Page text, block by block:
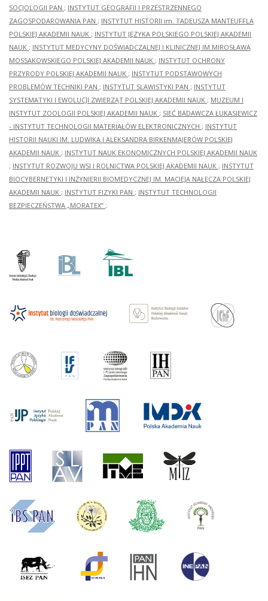
SOCJOLOGII PAN ; INSTYTUT GEOGRAFII I PRZESTRZENNEGO
ZAGOSPODAROWANIA PAN ; INSTYTUT HISTORII im. TADEUSZA MANTEUFFLA
POLSKIEJ AKADEMII NAUK ; INSTYTUT JĘZYKA POLSKIEGO POLSKIEJ AKADEMII
NAUK ; INSTYTUT MEDYCYNY DOŚWIADCZALNEJ I KLINICZNEJ IM.MIROSŁAWA
MOSSAKOWSKIEGO POLSKIEJ AKADEMII NAUK ; INSTYTUT OCHRONY
PRZYRODY POLSKIEJ AKADEMII NAUK ; INSTYTUT PODSTAWOWYCH
PROBLEMÓW TECHNIKI PAN ; INSTYTUT SLAWISTYKI PAN ; INSTYTUT
SYSTEMATYKI I EWOLUCJI ZWIERZĄT POLSKIEJ AKADEMII NAUK ; MUZEUM I
INSTYTUT ZOOLOGII POLSKIEJ AKADEMII NAUK ; SIEĆ BADAWCZA ŁUKASIEWICZ
- INSTYTUT TECHNOLOGII MATERIAŁÓW ELEKTRONICZNYCH ; INSTYTUT
HISTORII NAUKI IM. LUDWIKA I ALEKSANDRA BIRKENMAJERÓW POLSKIEJ
AKADEMII NAUK ; INSTYTUT NAUK EKONOMICZNYCH POLSKIEJ AKADEMII NAUK
; INSTYTUT ROZWOJU WSI I ROLNICTWA POLSKIEJ AKADEMII NAUK ; INSTYTUT
BIOCYBERNETYKI I INŻYNIERII BIOMEDYCZNEJ IM. MACIEJA NAŁĘCZA POLSKIEJ
AKADEMII NAUK ; INSTYTUT FIZYKI PAN ; INSTYTUT TECHNOLOGII
BEZPIECZEŃSTWA „MORATEX” ;